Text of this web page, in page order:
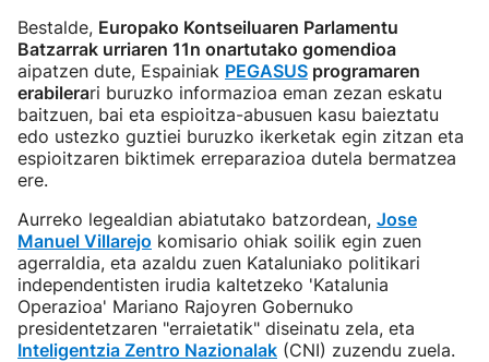
Bestalde, Europako Kontseiluaren Parlamentu
Batzarrak urriaren 11n onartutako gomendioa
aipatzen dute, Espainiak PEGASUS programaren
erabilerari buruzko informazioa eman zezan eskatu
baitzuen, bai eta espioitza-abusuen kasu baieztatu
edo ustezko guztiei buruzko ikerketak egin zitzan eta
espioitzaren biktimek erreparazioa dutela bermatzea
ere.
Aurreko legealdian abiatutako batzordean, Jose
Manuel Villarejo komisario ohiak soilik egin zuen
agerraldia, eta azaldu zuen Kataluniako politikari
independentisten irudia kaltetzeko 'Katalunia
Operazioa' Mariano Rajoyren Gobernuko
presidentetzaren "erraietatik" diseinatu zela, eta
Inteligentzia Zentro Nazionalak (CNI) zuzendu zuela.